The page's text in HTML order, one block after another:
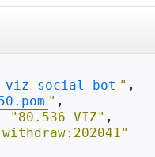
viz-social-bot " ,
" ,
"80.536 VIZ" ,